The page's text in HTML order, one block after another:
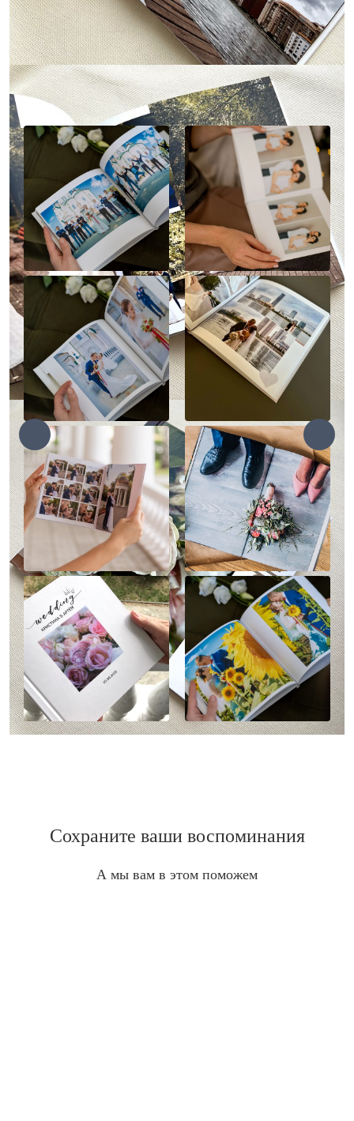
Наше портфолио
Сохраните ваши воспоминания
А мы вам в этом поможем